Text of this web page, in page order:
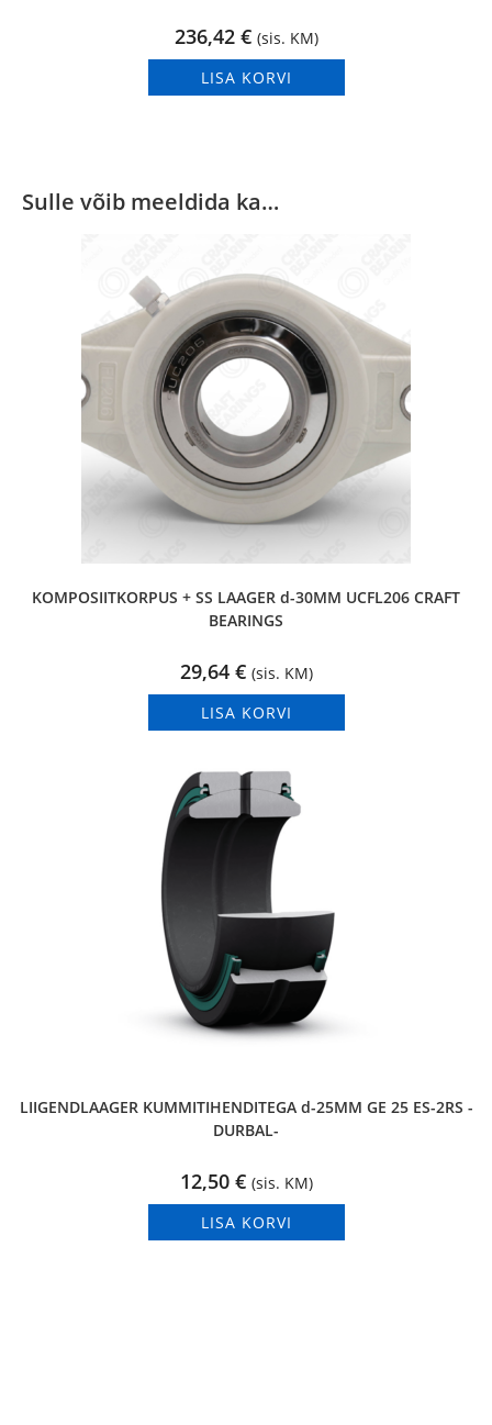
236,42 € (sis. KM)
LISA KORVI
Sulle võib meeldida ka…
KOMPOSIITKORPUS + SS LAAGER d-30MM UCFL206 CRAFT
BEARINGS
29,64 € (sis. KM)
LISA KORVI
LIIGENDLAAGER KUMMITIHENDITEGA d-25MM GE 25 ES-2RS -
DURBAL-
12,50 € (sis. KM)
LISA KORVI